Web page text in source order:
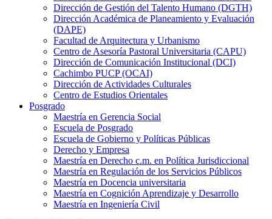
Dirección de Gestión del Talento Humano (DGTH)
Dirección Académica de Planeamiento y Evaluación
(DAPE)
Facultad de Arquitectura y Urbanismo
Centro de Asesoría Pastoral Universitaria (CAPU)
Dirección de Comunicación Institucional (DCI)
Cachimbo PUCP (OCAI)
Dirección de Actividades Culturales
Centro de Estudios Orientales
Posgrado
Maestría en Gerencia Social
Escuela de Posgrado
Escuela de Gobierno y Políticas Públicas
Derecho y Empresa
Maestría en Derecho c.m. en Política Jurisdiccional
Maestría en Regulación de los Servicios Públicos
Maestría en Docencia universitaria
Maestría en Cognición Aprendizaje y Desarrollo
Maestría en Ingeniería Civil